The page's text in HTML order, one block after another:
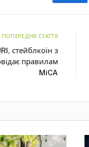
ПОПЕРЕДНЯ СТАТТЯ
стейблкоїн з
правилам
MiCA